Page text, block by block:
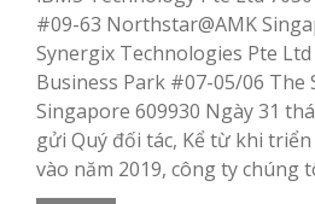
#09-63 Northstar@AMK
Synergix Technologies Pte
Business Park #07-05/06 The
Singapore 609930 Ngày 31
gửi Quý đối tác, Kể từ khi triển
vào năm 2019, công ty chúng